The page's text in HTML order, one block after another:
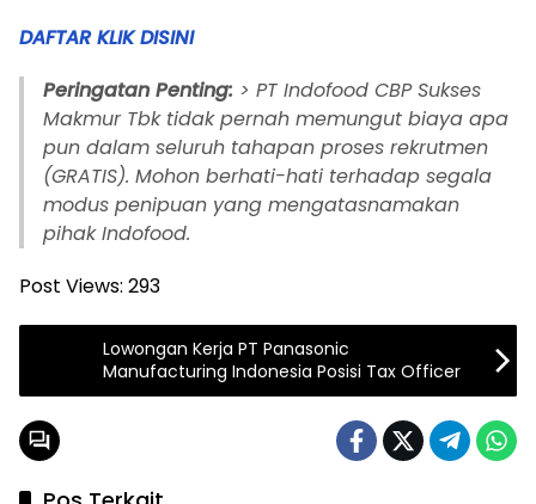
DAFTAR KLIK DISINI
Peringatan Penting: > PT Indofood CBP Sukses
Makmur Tbk tidak pernah memungut biaya apa
pun dalam seluruh tahapan proses rekrutmen
(GRATIS). Mohon berhati-hati terhadap segala
modus penipuan yang mengatasnamakan
pihak Indofood.
Post Views: 293
Lowongan Kerja PT Panasonic
Manufacturing Indonesia Posisi Tax Officer